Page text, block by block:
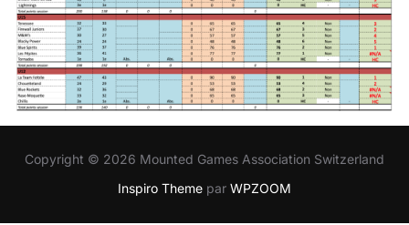
Copyright © 2026 Mounted Games Association Switzerland
Inspiro Theme par WPZOOM